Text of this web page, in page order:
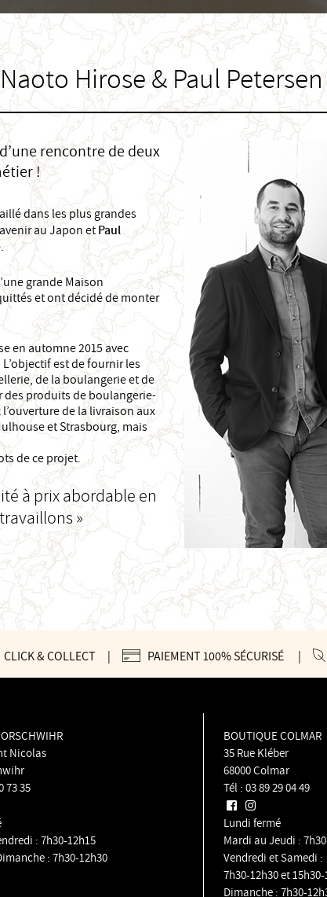
Naoto Hirose & Paul Petersen
rencontre de deux
!
dans les plus grandes
au Japon et Paul
grande Maison
et ont décidé de monter
en automne 2015 avec
est de fournir les
de la boulangerie et de
des produits de boulangerie-
de la livraison aux
et Strasbourg, mais
de ce projet.
à prix abordable en
»
CLICK & COLLECT | PAIEMENT 100% SÉCURISÉ |
Nicolas
73 35
: 7h30-12h15
: 7h30-12h30
BOUTIQUE COLMAR
35 Rue Kléber
68000 Colmar
Tél : 03 89 29 04 49
Lundi fermé
Mardi au Jeudi :
Vendredi et Samedi :
7h30-12h30 et
Dimanche : 7h30-